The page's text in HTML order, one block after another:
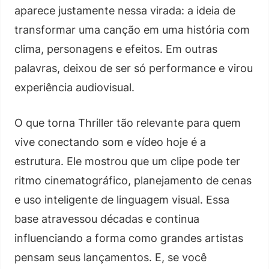
aparece justamente nessa virada: a ideia de
transformar uma canção em uma história com
clima, personagens e efeitos. Em outras
palavras, deixou de ser só performance e virou
experiência audiovisual.
O que torna Thriller tão relevante para quem
vive conectando som e vídeo hoje é a
estrutura. Ele mostrou que um clipe pode ter
ritmo cinematográfico, planejamento de cenas
e uso inteligente de linguagem visual. Essa
base atravessou décadas e continua
influenciando a forma como grandes artistas
pensam seus lançamentos. E, se você